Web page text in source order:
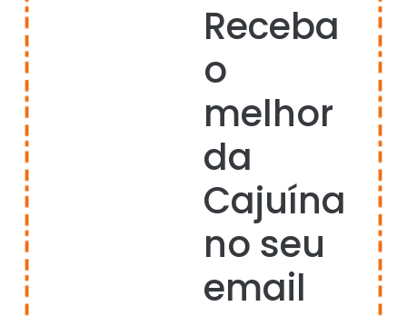
Receba
o
melhor
da
Cajuína
no seu
email